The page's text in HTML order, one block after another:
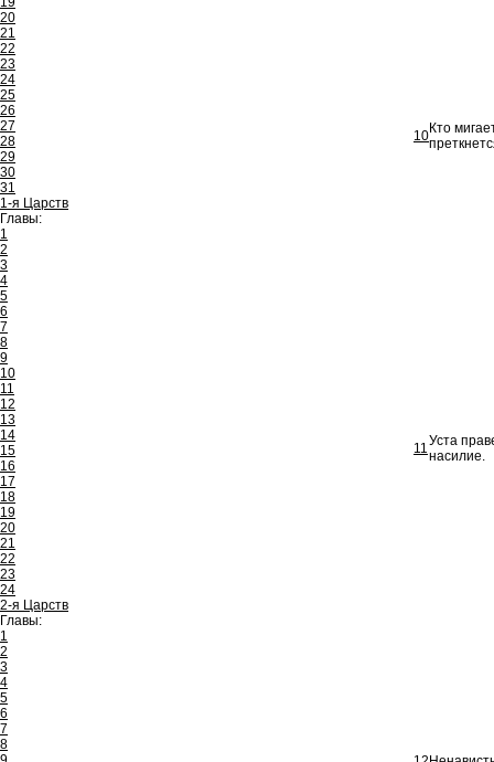
20
21
22
23
24
25
26
27
28
29
30
31
1-я Царств
Главы:
1
2
3
4
5
6
7
8
9
10
11
12
13
14
15
16
17
18
19
20
21
22
23
24
2-я Царств
Главы:
1
2
3
4
5
6
7
8
10Кто
11Уста
насилие.